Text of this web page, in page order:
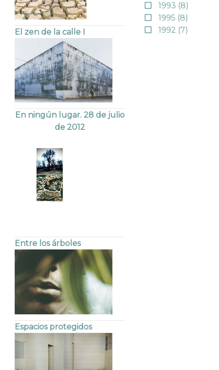
El zen de la calle I
En ningún lugar. 28 de julio
de 2012
Entre los árboles
Espacios protegidos
1993 (8)
1995 (8)
1992 (7)